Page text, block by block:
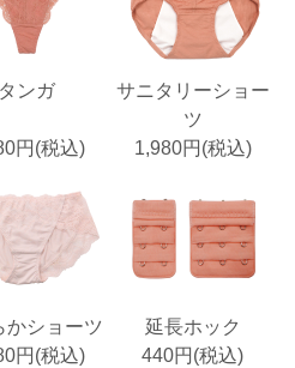
タンガ
サニタリーショー
ツ
円(税込) 1,980円(税込)
かショーツ
延長ホック
円(税込) 440円(税込)